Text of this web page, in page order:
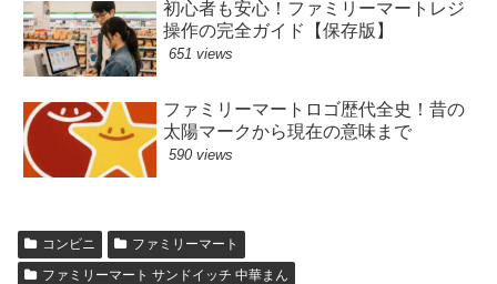
初心者も安心！ファミリーマートレジ
操作の完全ガイド【保存版】
651 views
ファミリーマートロゴ歴代全史！昔の
太陽マークから現在の意味まで
590 views
コンビニ
ファミリーマート
ファミリーマート サンドイッチ 中華まん